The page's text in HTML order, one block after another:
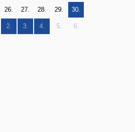
26. 27. 28. 29. 30.
2. 3. 4. 5. 6.